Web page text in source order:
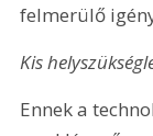
felmerülő
Kis
Ennek a